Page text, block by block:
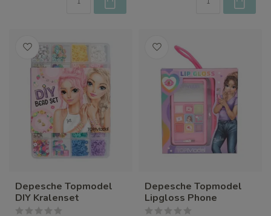
Depesche Topmodel
DIY Kralenset
Depesche Topmodel
Lipgloss Phone